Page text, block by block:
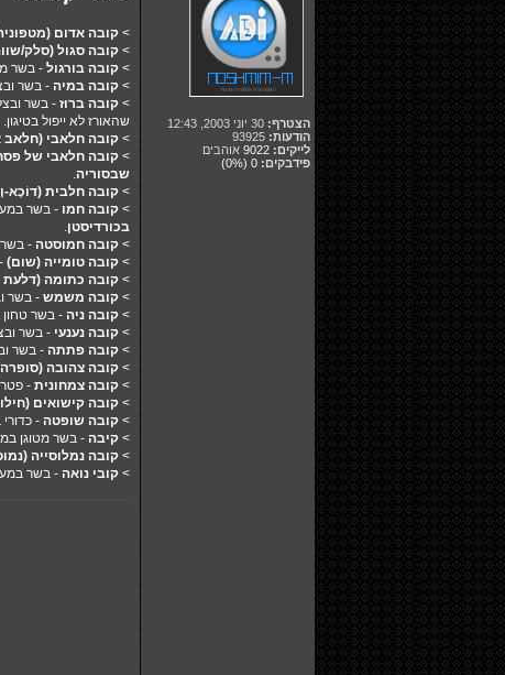
הצטרף:
הודעות:
לייקים: 9022 אוהבים
פידבקים: 0
(0%)
> קובה אדום
> קובה סגול (סלק/
> קובה בורגול - בשר
> קובה במיה - בשר
> קובה ברוז - בשר
שהאורז לא ייפול בטיגון.
> קובה חלאבי (חלאב
> קובה חלאבי של
שבסוריה.
> קובה חלבית (דוֹכָא-
> קובה חמו - בשר
בכורדיסטן.
> קובה חמוסטה - בשר
> קובה טומייה (שום)
> קובה כתומה (דלעת
> קובה משמש - בשר
> קובה ניה - בשר טחון
> קובה נענעי - בשר
> קובה פתתה - בשר
> קובה צהובה
> קובה צמחונית -
> קובה קישואים
> קובה שופטה -
> קיבה - בשר מטוגן
> קובה נמלוסייה
> קובי נואה - בשר